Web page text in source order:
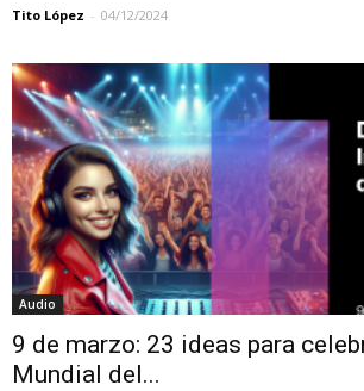
Tito López - 04/12/2024
Audio
9 de marzo: 23 ideas para
Mundial del...